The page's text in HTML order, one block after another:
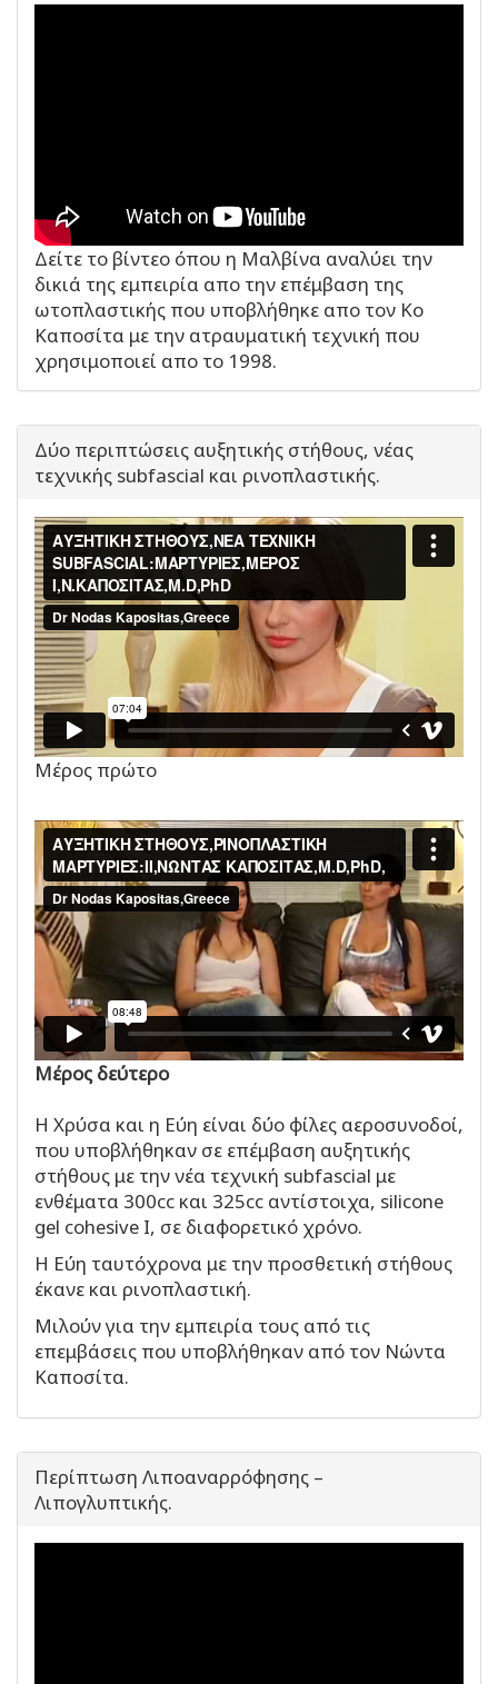
Δείτε το βίντεο όπου η Μαλβίνα αναλύει την
δικιά της εμπειρία απο την επέμβαση της
ωτοπλαστικής που υποβλήθηκε απο τον Κο
Καποσίτα με την ατραυματική τεχνική που
χρησιμοποιεί απο το 1998.
Δύο περιπτώσεις αυξητικής στήθους, νέας
τεχνικής subfascial και ρινοπλαστικής.
Μέρος πρώτο
Μέρος δεύτερο
Η Χρύσα και η Εύη είναι δύο φίλες αεροσυνοδοί,
που υποβλήθηκαν σε επέμβαση αυξητικής
στήθους με την νέα τεχνική subfascial με
ενθέματα 300cc και 325cc αντίστοιχα, silicone
gel cohesive I, σε διαφορετικό χρόνο.
Η Εύη ταυτόχρονα με την προσθετική στήθους
έκανε και ρινοπλαστική.
Μιλούν για την εμπειρία τους από τις
επεμβάσεις που υποβλήθηκαν από τον Νώντα
Καποσίτα.
Περίπτωση Λιποαναρρόφησης –
Λιπογλυπτικής.